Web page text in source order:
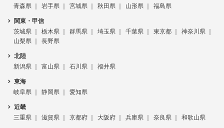
青森県
岩手県 宮城県 秋田県 山形県 福島県
関東・甲信
茨城県
栃木県 群馬県 埼玉県 千葉県 東京都
神奈川県
山梨県
長野県
北陸
新潟県
富山県 石川県 福井県
東海
岐阜県
静岡県 愛知県
近畿
三重県
滋賀県 京都府 大阪府 兵庫県 奈良県 和歌山県